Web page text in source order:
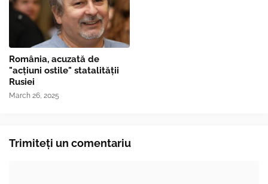
România, acuzată de
"acțiuni ostile" statalității
Rusiei
March 26, 2025
Trimiteți un comentariu